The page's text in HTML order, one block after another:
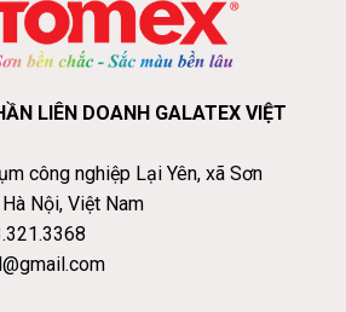
LIÊN DOANH GALATEX VIỆT
công nghiệp Lại Yên, xã Sơn
Nội, Việt Nam